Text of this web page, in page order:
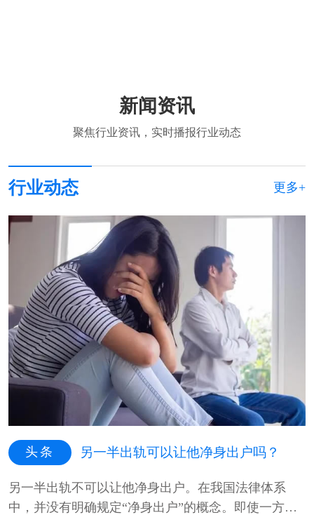
新闻资讯
聚焦行业资讯，实时播报行业动态
行业动态 更多+
头条 另一半出轨可以让他净身出户吗？
另一半出轨不可以让他净身出户。在我国法律体系
中，并没有明确规定“净身出户”的概念。即使一方在